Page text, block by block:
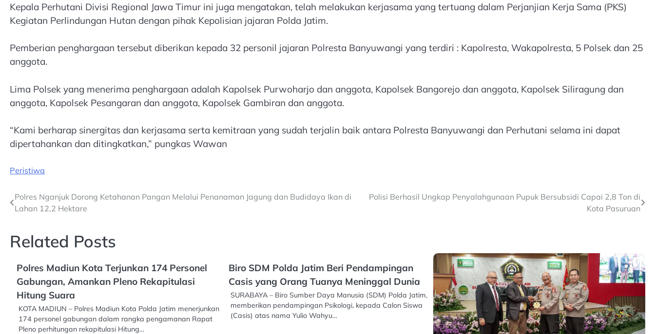
Kepala Perhutani Divisi Regional Jawa Timur ini juga mengatakan, telah melakukan kerjasama yang tertuang dalam Perjanjian Kerja Sama (PKS)
Kegiatan Perlindungan Hutan dengan pihak Kepolisian jajaran Polda Jatim.
Pemberian penghargaan tersebut diberikan kepada 32 personil jajaran Polresta Banyuwangi yang terdiri : Kapolresta, Wakapolresta, 5 Polsek dan 25
anggota.
Lima Polsek yang menerima penghargaan adalah Kapolsek Purwoharjo dan anggota, Kapolsek Bangorejo dan anggota, Kapolsek Siliragung dan
anggota, Kapolsek Pesangaran dan anggota, Kapolsek Gambiran dan anggota.
“Kami berharap sinergitas dan kerjasama serta kemitraan yang sudah terjalin baik antara Polresta Banyuwangi dan Perhutani selama ini dapat
dipertahankan dan ditingkatkan,” pungkas Wawan
Peristiwa
Post
navigation
Polres Nganjuk Dorong Ketahanan Pangan Melalui Penanaman Jagung dan Budidaya Ikan di
Lahan 12,2 Hektare
Polisi Berhasil Ungkap Penyalahgunaan Pupuk Bersubsidi Capai 2,8 Ton di
Kota Pasuruan
Related Posts
Polres Madiun Kota Terjunkan 174 Personel
Gabungan, Amankan Pleno Rekapitulasi
Hitung Suara
KOTA MADIUN – Polres Madiun Kota Polda Jatim menerjunkan
174 personel gabungan dalam rangka pengamanan Rapat
Pleno perhitungan rekapitulasi Hitung…
Biro SDM Polda Jatim Beri Pendampingan
Casis yang Orang Tuanya Meninggal Dunia
SURABAYA – Biro Sumber Daya Manusia (SDM) Polda Jatim,
memberikan pendampingan Psikologi, kepada Calon Siswa
(Casis) atas nama Yulio Wahyu…